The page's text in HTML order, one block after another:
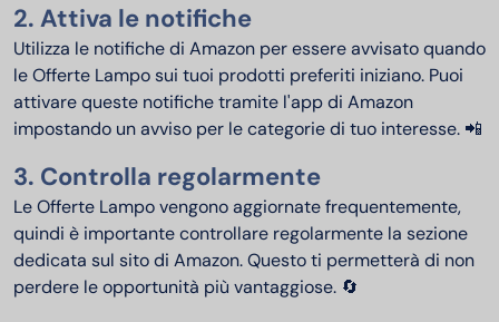
2. Attiva le notifiche
Utilizza le notifiche di Amazon per essere avvisato quando
le Offerte Lampo sui tuoi prodotti preferiti iniziano. Puoi
attivare queste notifiche tramite l'app di Amazon
impostando un avviso per le categorie di tuo interesse. 📲
3. Controlla regolarmente
Le Offerte Lampo vengono aggiornate frequentemente,
quindi è importante controllare regolarmente la sezione
dedicata sul sito di Amazon. Questo ti permetterà di non
perdere le opportunità più vantaggiose. 🔄